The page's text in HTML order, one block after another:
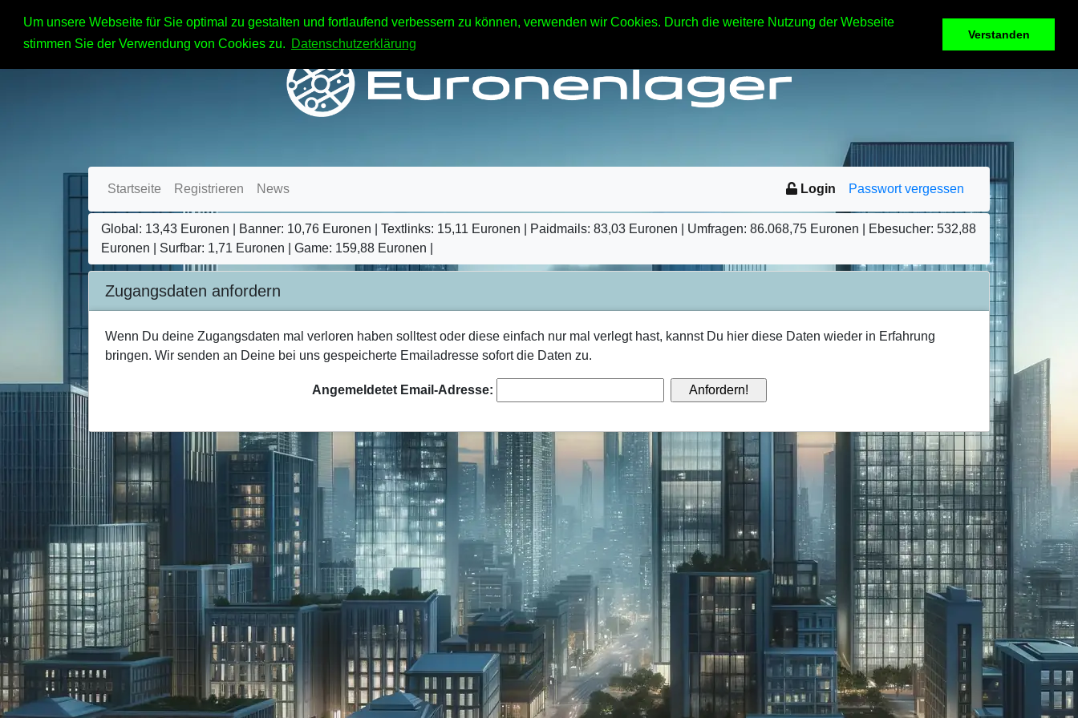
Um unsere Webseite für Sie optimal zu gestalten und fortlaufend verbessern zu können, verwenden wir Cookies. Durch die weitere Nutzung der Webseite
stimmen Sie der Verwendung von Cookies zu. Datenschutzerklärung
Verstanden
TrafficG - Free Traffic and Website Promotion!
Startseite Registrieren News Login Passwort vergessen
Global: 13,43 Euronen | Banner: 10,76 Euronen | Textlinks: 15,11 Euronen | Paidmails: 83,03 Euronen | Umfragen: 86.068,75 Euronen | Ebesucher: 532,88
Euronen | Surfbar: 1,71 Euronen | Game: 159,88 Euronen |
Zugangsdaten anfordern
Wenn Du deine Zugangsdaten mal verloren haben solltest oder diese einfach nur mal verlegt hast, kannst Du hier diese Daten wieder in Erfahrung
bringen. Wir senden an Deine bei uns gespeicherte Emailadresse sofort die Daten zu.
Angemeldetet Email-Adresse: